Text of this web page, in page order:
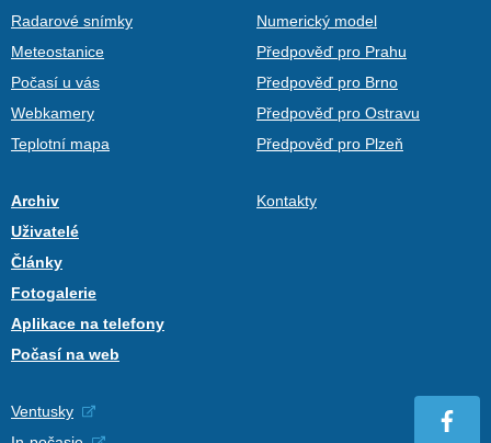
Radarové snímky
Meteostanice
Počasí u vás
Webkamery
Teplotní mapa
Numerický model
Předpověď pro Prahu
Předpověď pro Brno
Předpověď pro Ostravu
Předpověď pro Plzeň
Archiv
Uživatelé
Články
Fotogalerie
Aplikace na telefony
Počasí na web
Kontakty
Ventusky